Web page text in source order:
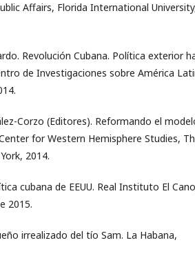
Affairs, Florida International
Revolución Cubana. Política exterior
de Investigaciones sobre América
Corzo (Editores). Reformando el
for Western Hemisphere Studies,
2014.
cubana de EEUU. Real Instituto El
2015.
irrealizado del tío Sam. La Habana,